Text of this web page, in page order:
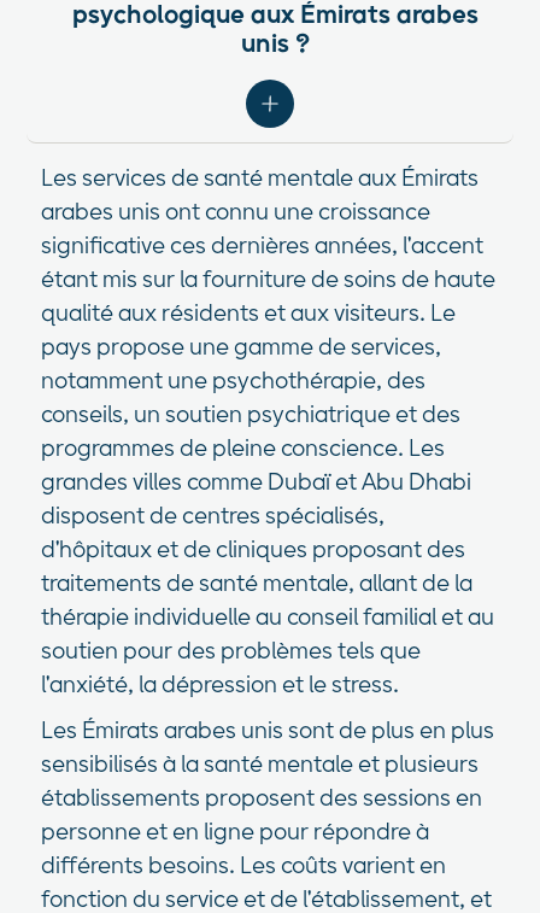
psychologique aux Émirats arabes
unis ?
Les services de santé mentale aux Émirats
arabes unis ont connu une croissance
significative ces dernières années, l'accent
étant mis sur la fourniture de soins de haute
qualité aux résidents et aux visiteurs. Le
pays propose une gamme de services,
notamment une psychothérapie, des
conseils, un soutien psychiatrique et des
programmes de pleine conscience. Les
grandes villes comme Dubaï et Abu Dhabi
disposent de centres spécialisés,
d'hôpitaux et de cliniques proposant des
traitements de santé mentale, allant de la
thérapie individuelle au conseil familial et au
soutien pour des problèmes tels que
l'anxiété, la dépression et le stress.
Les Émirats arabes unis sont de plus en plus
sensibilisés à la santé mentale et plusieurs
établissements proposent des sessions en
personne et en ligne pour répondre à
différents besoins. Les coûts varient en
fonction du service et de l'établissement, et